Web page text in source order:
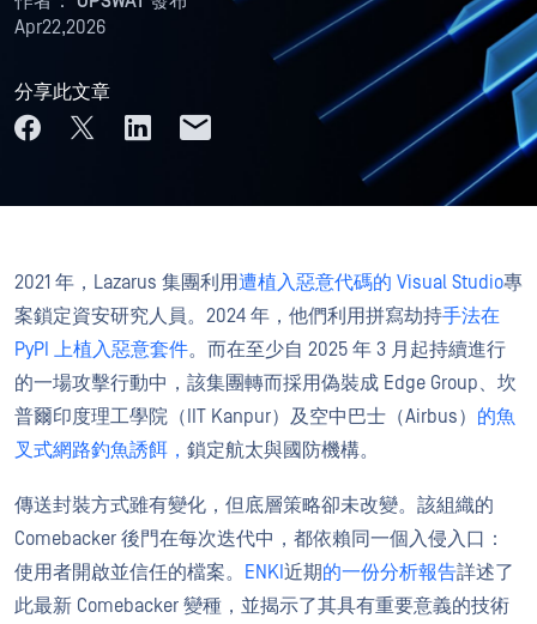
Apr22,2026
分享此文章
2021 年，Lazarus 集團利用遭植入惡意代碼的 Visual Studio專
案鎖定資安研究人員。2024 年，他們利用拼寫劫持手法在
PyPI 上植入惡意套件。而在至少自 2025 年 3 月起持續進行
的一場攻擊行動中，該集團轉而採用偽裝成 Edge Group、坎
普爾印度理工學院（IIT Kanpur）及空中巴士（Airbus） 的魚
叉式網路釣魚誘餌， 鎖定航太與國防機構。
傳送封裝方式雖有變化，但底層策略卻未改變。該組織的
Comebacker 後門在每次迭代中，都依賴同一個入侵入口：
使用者開啟並信任的檔案。
ENKI 近期的一份分析報告詳述了
此最新 Comebacker 變種，並揭示了其具有重要意義的技術